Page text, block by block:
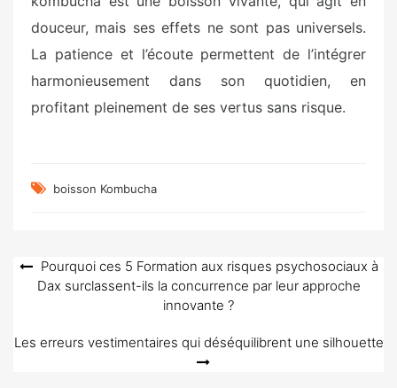
douceur, mais ses effets ne sont pas universels.
La patience et l’écoute permettent de l’intégrer
harmonieusement dans son quotidien, en
profitant pleinement de ses vertus sans risque.
boisson Kombucha
Navigation
Pourquoi ces 5 Formation aux risques psychosociaux à
Dax surclassent-ils la concurrence par leur approche
innovante ?
Les erreurs vestimentaires qui déséquilibrent une silhouette